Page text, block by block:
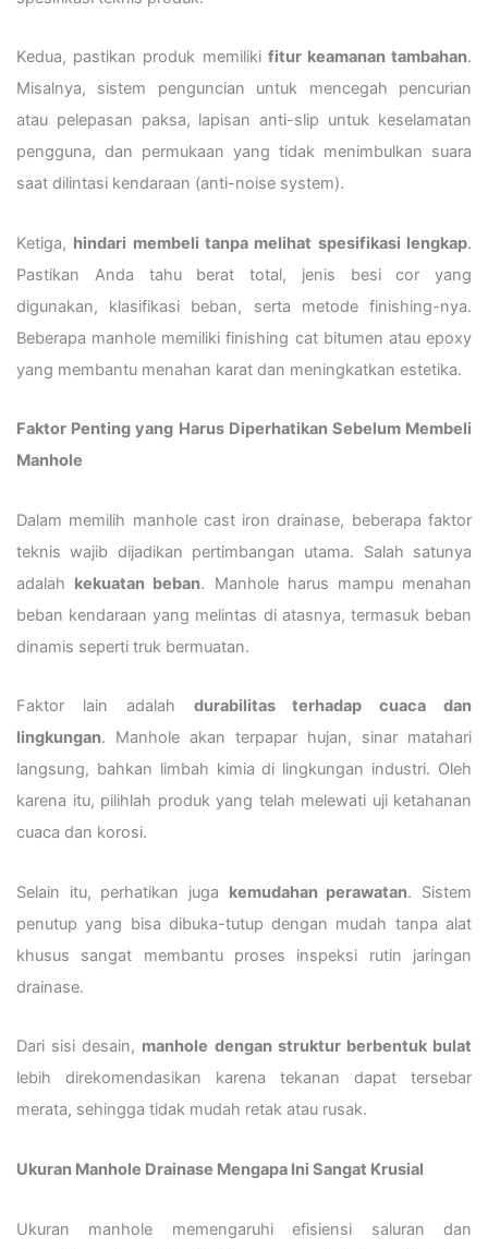
Kedua, pastikan produk memiliki fitur keamanan tambahan.
Misalnya, sistem penguncian untuk mencegah pencurian
atau pelepasan paksa, lapisan anti-slip untuk keselamatan
pengguna, dan permukaan yang tidak menimbulkan suara
saat dilintasi kendaraan (anti-noise system).
Ketiga, hindari membeli tanpa melihat spesifikasi lengkap.
Pastikan Anda tahu berat total, jenis besi cor yang
digunakan, klasifikasi beban, serta metode finishing-nya.
Beberapa manhole memiliki finishing cat bitumen atau epoxy
yang membantu menahan karat dan meningkatkan estetika.
Faktor Penting yang Harus Diperhatikan Sebelum Membeli
Manhole
Dalam memilih manhole cast iron drainase, beberapa faktor
teknis wajib dijadikan pertimbangan utama. Salah satunya
adalah kekuatan beban. Manhole harus mampu menahan
beban kendaraan yang melintas di atasnya, termasuk beban
dinamis seperti truk bermuatan.
Faktor lain adalah durabilitas terhadap cuaca dan
lingkungan. Manhole akan terpapar hujan, sinar matahari
langsung, bahkan limbah kimia di lingkungan industri. Oleh
karena itu, pilihlah produk yang telah melewati uji ketahanan
cuaca dan korosi.
Selain itu, perhatikan juga kemudahan perawatan. Sistem
penutup yang bisa dibuka-tutup dengan mudah tanpa alat
khusus sangat membantu proses inspeksi rutin jaringan
drainase.
Dari sisi desain, manhole dengan struktur berbentuk bulat
lebih direkomendasikan karena tekanan dapat tersebar
merata, sehingga tidak mudah retak atau rusak.
Ukuran Manhole Drainase Mengapa Ini Sangat Krusial
Ukuran manhole memengaruhi efisiensi saluran dan